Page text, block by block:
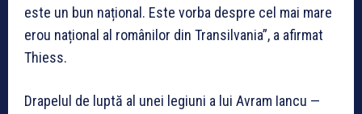
este un bun național. Este vorba despre cel mai mare
erou național al românilor din Transilvania”, a afirmat
Thiess.
Drapelul de luptă al unei legiuni a lui Avram Iancu —